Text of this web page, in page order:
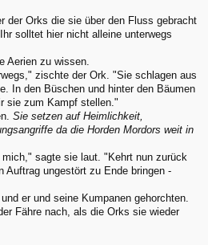
der Orks die sie über den Fluss gebracht
solltet hier nicht alleine unterwegs
Aerien zu wissen.
zischte der Ork. "Sie schlagen aus
In den Büschen und hinter den Bäumen
sie zum Kampf stellen."
Sie setzen auf Heimlichkeit,
da die Horden Mordors weit in
sagte sie laut. "Kehrt nun zurück
Auftrag ungestört zu Ende bringen -
er und seine Kumpanen gehorchten.
Fähre nach, als die Orks sie wieder